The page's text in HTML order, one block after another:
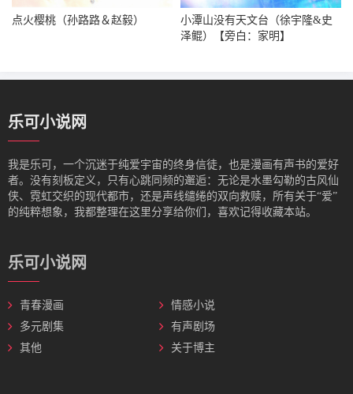
点火樱桃（孙路路＆赵毅）
小潭山没有天文台（徐宇隆&史
泽鲲）【旁白：家明】
乐可小说网
我是‌乐可，一个沉迷于纯爱宇宙的终身信徒，也是漫画有声书的爱好
者。没有刻板定义，只有心跳同频的邂逅：无论是水墨勾勒的古风仙
侠、霓虹交织的现代都市，还是声线缱绻的双向救赎，所有关于“爱”
的纯粹想象，我都整理在这里分享给你们，喜欢记得收藏本站。
乐可小说网
青春漫画
情感小说
多元剧集
有声剧场
其他
关于博主